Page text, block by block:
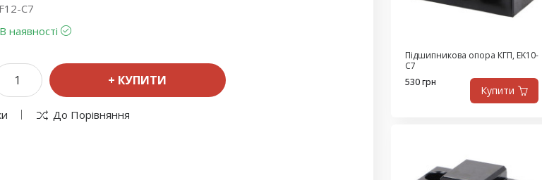
C7
В наявності
КУПИТИ
До Порівняння
Підшипникова опора КГП, EK10-
C7
530 грн
Купити